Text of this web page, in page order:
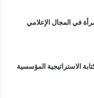
في المجال الإعلامي
الاستراتيجية المؤسسية